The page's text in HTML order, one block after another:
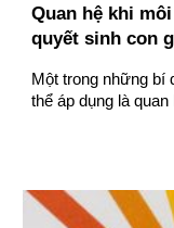
Quan hệ khi
quyết sinh con
Một trong những bí
thể áp dụng là